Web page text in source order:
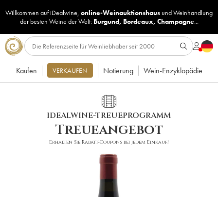
Willkommen auf iDealwine, online-Weinauktionshaus undWeinhandlung
der besten Weine der Welt: Burgund, Bordeaux, Champagne...
Kaufen VERKAUFEN Notierung Wein-Enzyklopädie
IDEALWINE-TREUEPROGRAMM
Treueangebot
Erhalten Sie Rabatt-Coupons bei jedem Einkauf!